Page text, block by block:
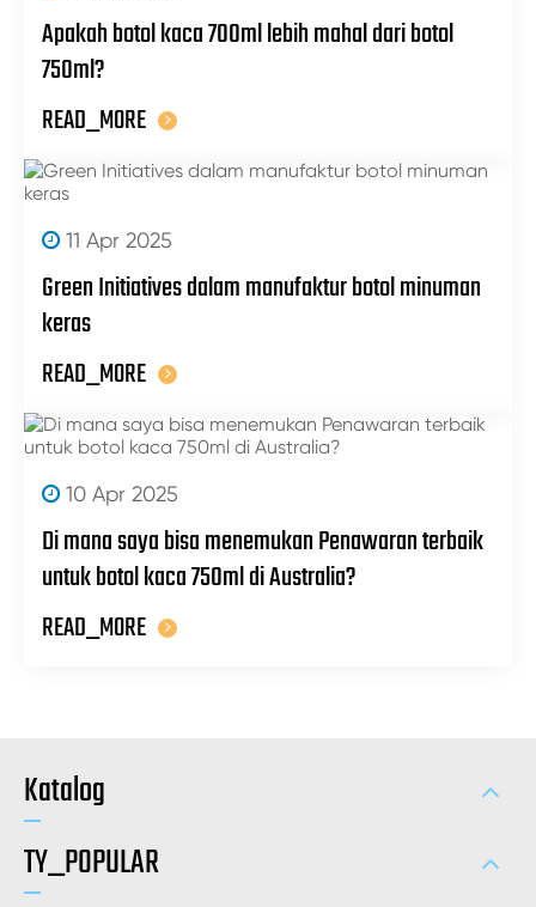
Apakah botol kaca 700ml lebih mahal dari botol
750ml?
READ_MORE
11 Apr 2025
Green Initiatives dalam manufaktur botol minuman
keras
READ_MORE
10 Apr 2025
Di mana saya bisa menemukan Penawaran terbaik
untuk botol kaca 750ml di Australia?
READ_MORE
Katalog
TY_POPULAR